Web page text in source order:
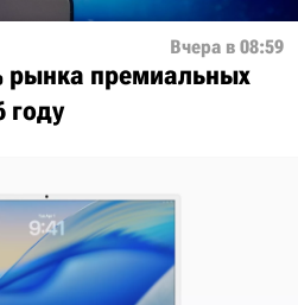
Вчера в 08:59
рынка премиальных
году